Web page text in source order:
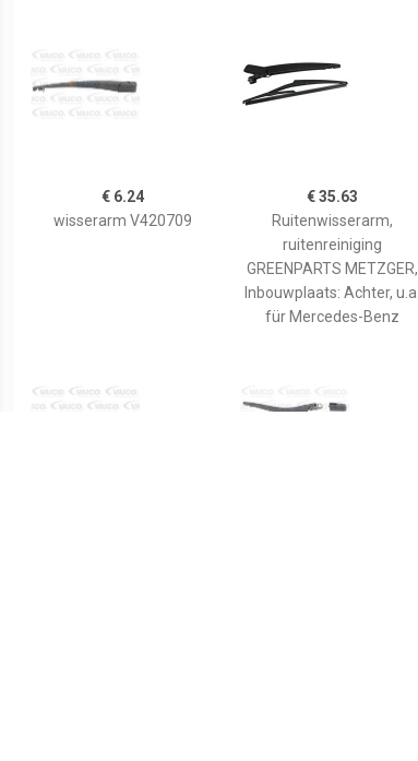
€ 6.24
wisserarm V420709
€ 35.63
Ruitenwisserarm,
ruitenreiniging
GREENPARTS METZGER,
Inbouwplaats: Achter, u.a.
für Mercedes-Benz